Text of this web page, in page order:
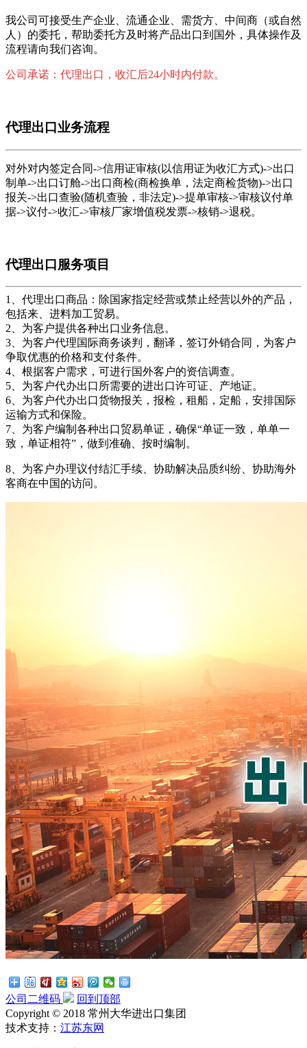
我公司可接受生产企业、流通企业、需货方、中间商（或自然
人）的委托，帮助委托方及时将产品出口到国外，具体操作及
流程请向我们咨询。
公司承诺：代理出口，收汇后24小时内付款。
代理出口业务流程
对外对内签定合同->信用证审核(以信用证为收汇方式)->出口
制单->出口订舱->出口商检(商检换单，法定商检货物)->出口
报关->出口查验(随机查验，非法定)->提单审核->审核议付单
据->议付->收汇->审核厂家增值税发票->核销->退税。
代理出口服务项目
1、代理出口商品：除国家指定经营或禁止经营以外的产品，
包括来、进料加工贸易。
2、为客户提供各种出口业务信息。
3、为客户代理国际商务谈判，翻译，签订外销合同，为客户
争取优惠的价格和支付条件。
4、根据客户需求，可进行国外客户的资信调查。
5、为客户代办出口所需要的进出口许可证、产地证。
6、为客户代办出口货物报关，报检，租船，定船，安排国际
运输方式和保险。
7、为客户编制各种出口贸易单证，确保“单证一致，单单一
致，单证相符”，做到准确、按时编制。
8、为客户办理议付结汇手续、协助解决品质纠纷、协助海外
客商在中国的访问。
公司二维码
回到顶部
Copyright © 2018 常州大华进出口集团
技术支持： 江苏东网